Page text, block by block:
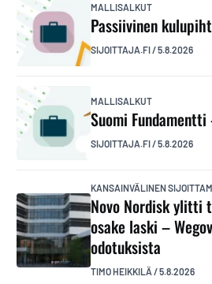
MALLISALKUT
Passiivinen
SIJOITTAJA.FI/5.8.2026
MALLISALKUT
Suomi
SIJOITTAJA.FI/5.8.2026
KANSAINVÄLINEN
Novo Nordisk ylitti
osake laski –
odotuksista
TIMO HEIKKILÄ /5.8.2026